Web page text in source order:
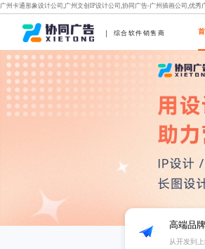
广州卡通形象设计公司,广州文创IP设计公司,协同广告-广州插画公司,优
综合软件销售商
高端品
从开发到